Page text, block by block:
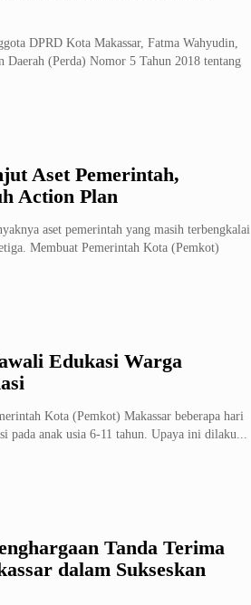
DPRD Kota Makassar, Fatma Wahyudin,
Daerah (Perda) Nomor 5 Tahun 2018 tentang
Aset Pemerintah,
Action Plan
aset pemerintah yang masih terbengkalai
Membuat Pemerintah Kota (Pemkot)
Edukasi Warga
Kota (Pemkot) Makassar beberapa hari
pada anak usia 6-11 tahun. Upaya ini dilaku...
Tanda Terima
dalam Sukseskan